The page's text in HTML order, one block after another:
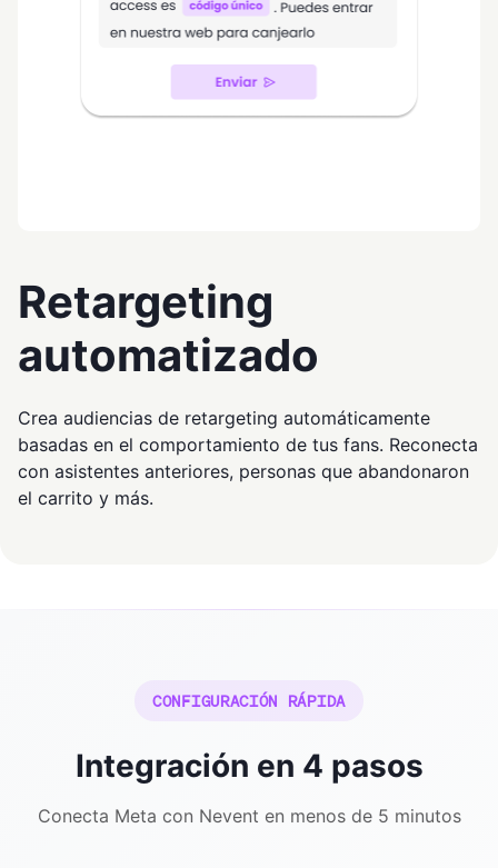
Retargeting
automatizado
Crea audiencias de retargeting automáticamente
basadas en el comportamiento de tus fans. Reconecta
con asistentes anteriores, personas que abandonaron
el carrito y más.
CONFIGURACIÓN RÁPIDA
Integración en 4 pasos
Conecta Meta con Nevent en menos de 5 minutos